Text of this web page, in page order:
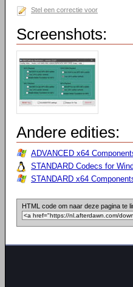
Stel een correctie voor
Screenshots:
Andere edities:
ADVANCED x64
STANDARD Codecs for
STANDARD x64
HTML code om naar deze pagina te